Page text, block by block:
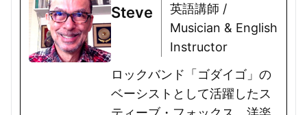
Steve
英語講師 /
Musician & English
Instructor
ロックバンド「ゴダイゴ」の
ベーシストとして活躍したス